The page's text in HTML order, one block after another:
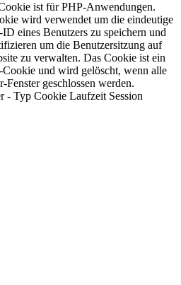
ist für PHP-Anwendungen.
wird verwendet um die eindeutige
ID eines Benutzers zu speichern und
um die Benutzersitzung auf
zu verwalten. Das Cookie ist ein
Cookie und wird gelöscht, wenn alle
Fenster geschlossen werden.
- Typ Cookie Laufzeit Session